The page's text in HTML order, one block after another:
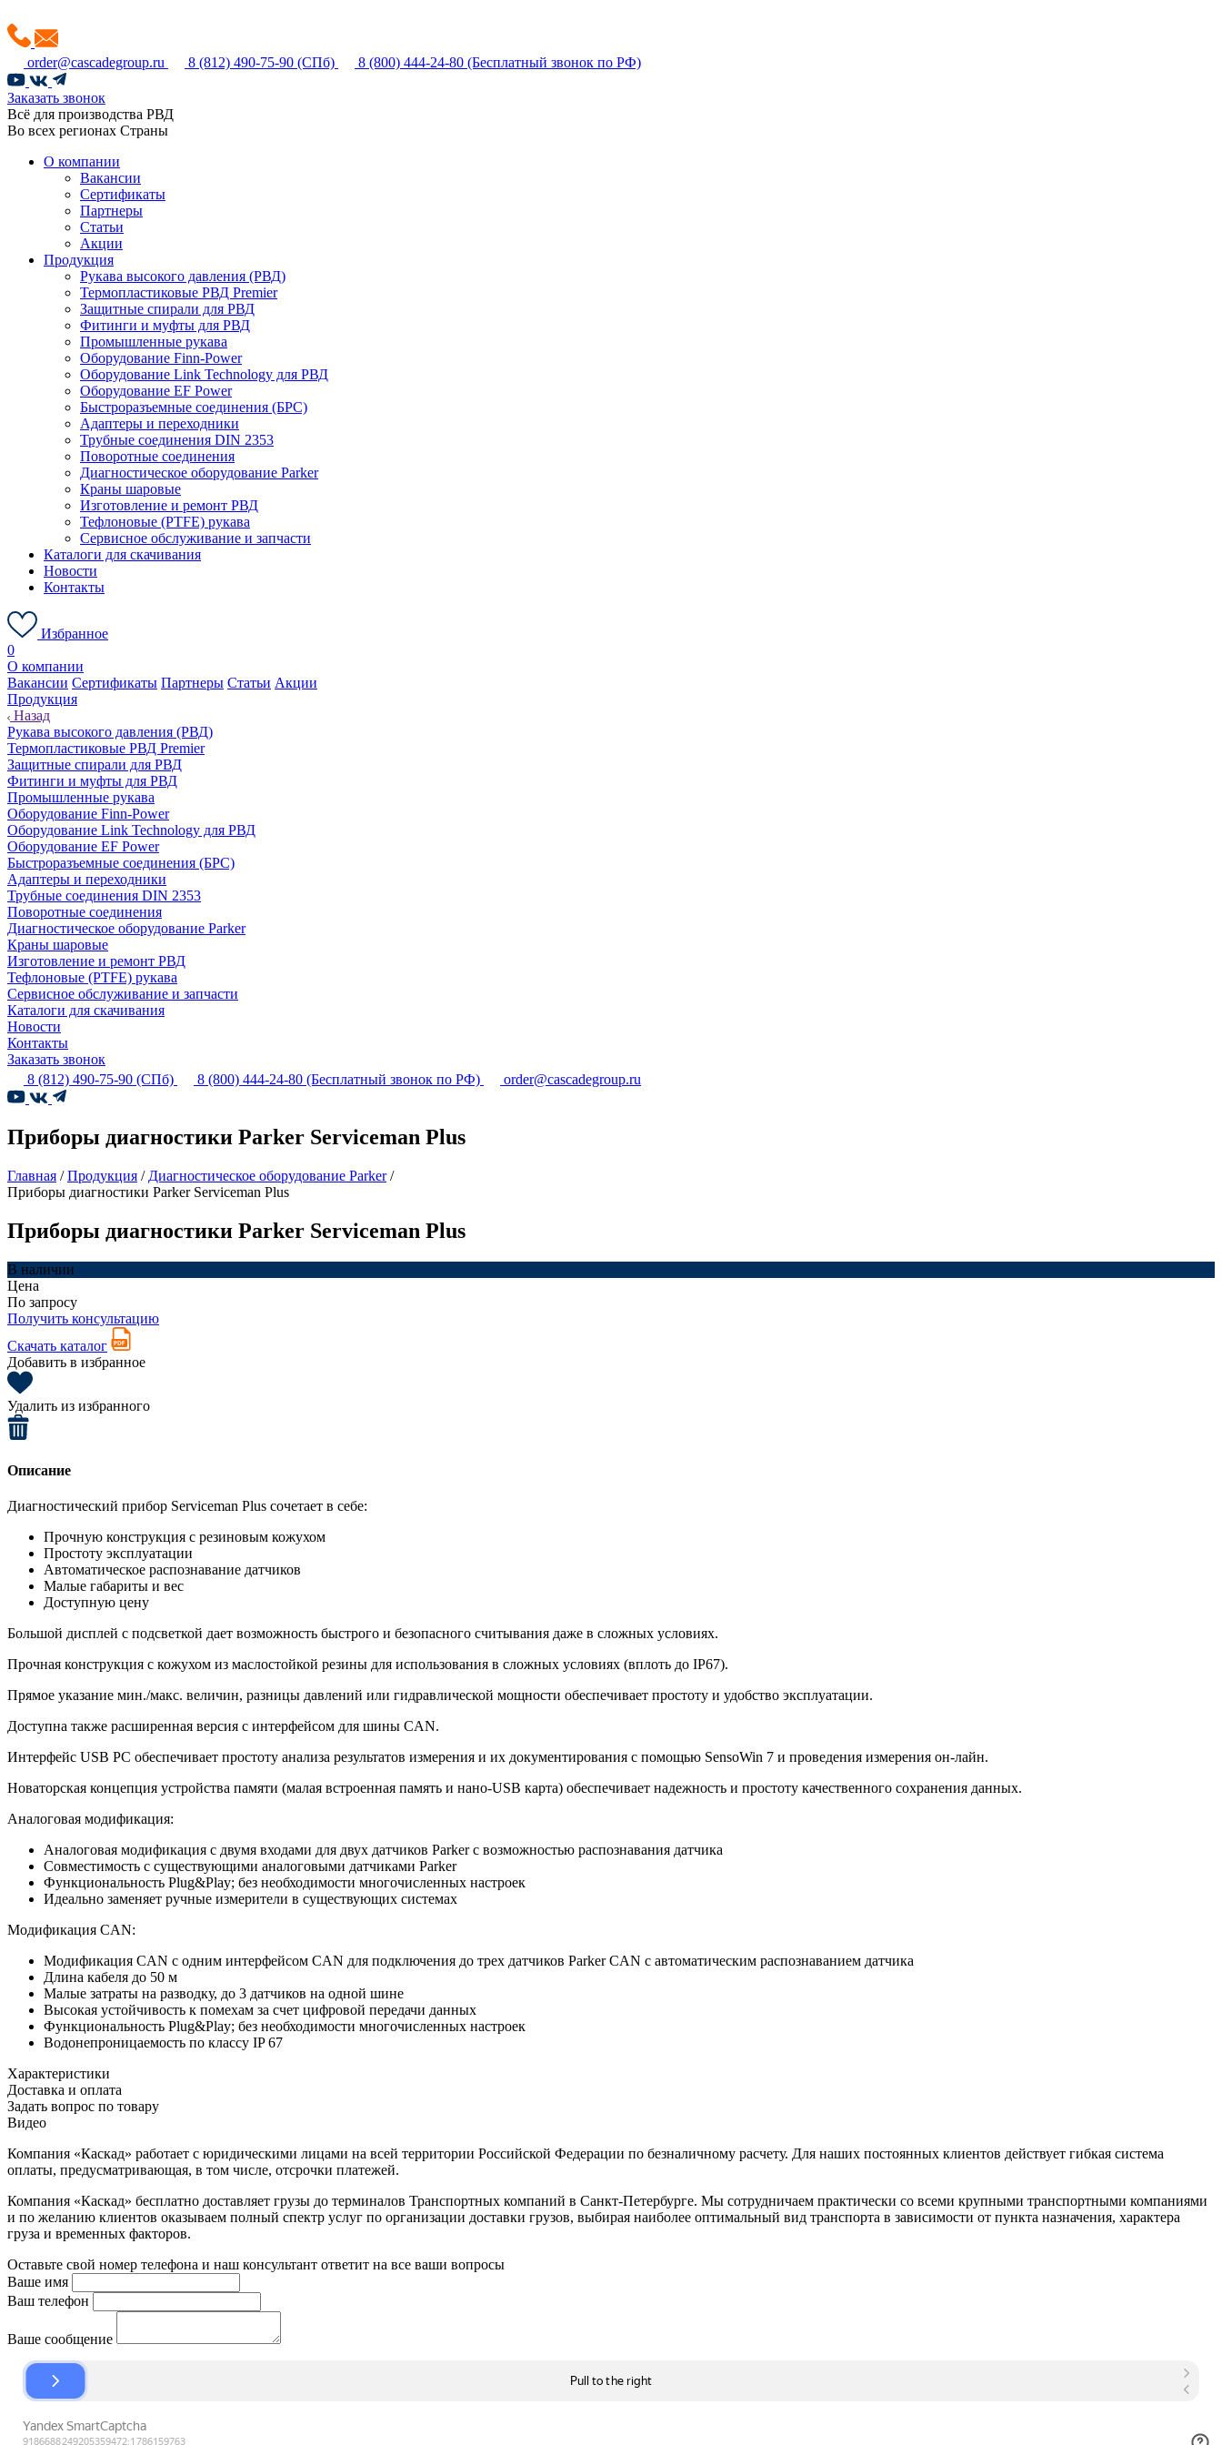
order@cascadegroup.ru 8 (812) 490-75-90 (СПб) 8 (800) 444-24-80 (Бесплатный звонок по РФ)
Заказать звонок
Всё для производства РВД
Во всех регионах Страны
О компании
Вакансии
Сертификаты
Партнеры
Статьи
Акции
Продукция
Рукава высокого давления (РВД)
Термопластиковые РВД Premier
Защитные спирали для РВД
Фитинги и муфты для РВД
Промышленные рукава
Оборудование Finn-Power
Оборудование Link Technology для РВД
Оборудование EF Power
Быстроразъемные соединения (БРС)
Адаптеры и переходники
Трубные соединения DIN 2353
Поворотные соединения
Диагностическое оборудование Parker
Краны шаровые
Изготовление и ремонт РВД
Тефлоновые (PTFE) рукава
Сервисное обслуживание и запчасти
Каталоги для скачивания
Новости
Контакты
Избранное
0
О компании
Вакансии Сертификаты Партнеры Статьи Акции
Продукция
Назад
Рукава высокого давления (РВД)
Термопластиковые РВД Premier
Защитные спирали для РВД
Фитинги и муфты для РВД
Промышленные рукава
Оборудование Finn-Power
Оборудование Link Technology для РВД
Оборудование EF Power
Быстроразъемные соединения (БРС)
Адаптеры и переходники
Трубные соединения DIN 2353
Поворотные соединения
Диагностическое оборудование Parker
Краны шаровые
Изготовление и ремонт РВД
Тефлоновые (PTFE) рукава
Сервисное обслуживание и запчасти
Каталоги для скачивания
Новости
Контакты
Заказать звонок
8 (812) 490-75-90 (СПб) 8 (800) 444-24-80 (Бесплатный звонок по РФ) order@cascadegroup.ru
Приборы диагностики Parker Serviceman Plus
Главная /Продукция / Диагностическое оборудование Parker/
Приборы диагностики Parker Serviceman Plus
Приборы диагностики Parker Serviceman Plus
В наличии
Цена
По запросу
Получить консультацию
Скачать каталог
Добавить в избранное
Удалить из избранного
Описание
Диагностический прибор Serviceman Plus сочетает в себе:
Прочную конструкция с резиновым кожухом
Простоту эксплуатации
Автоматическое распознавание датчиков
Малые габариты и вес
Доступную цену
Большой дисплей с подсветкой дает возможность быстрого и безопасного считывания даже в сложных условиях.
Прочная конструкция с кожухом из маслостойкой резины для использования в сложных условиях (вплоть до IP67).
Прямое указание мин./макс. величин, разницы давлений или гидравлической мощности обеспечивает простоту и удобство эксплуатации.
Доступна также расширенная версия с интерфейсом для шины CAN.
Интерфейс USB PC обеспечивает простоту анализа результатов измерения и их документирования с помощью SensoWin 7 и проведения измерения он-лайн.
Новаторская концепция устройства памяти (малая встроенная память и нано-USB карта) обеспечивает надежность и простоту качественного сохранения данных.
Аналоговая модификация:
Аналоговая модификация с двумя входами для двух датчиков Parker с возможностью распознавания датчика
Совместимость с существующими аналоговыми датчиками Parker
Функциональность Plug&Play; без необходимости многочисленных настроек
Идеально заменяет ручные измерители в существующих системах
Модификация CAN:
Модификация CAN с одним интерфейсом CAN для подключения до трех датчиков Parker CAN с автоматическим распознаванием датчика
Длина кабеля до 50 м
Малые затраты на разводку, до 3 датчиков на одной шине
Высокая устойчивость к помехам за счет цифровой передачи данных
Функциональность Plug&Play; без необходимости многочисленных настроек
Водонепроницаемость по классу IP 67
Характеристики
Доставка и оплата
Задать вопрос по товару
Видео
Компания «Каскад» работает с юридическими лицами на всей территории Российской Федерации по безналичному расчету. Для наших постоянных клиентов действует гибкая система
оплаты, предусматривающая, в том числе, отсрочки платежей.
Компания «Каскад» бесплатно доставляет грузы до терминалов Транспортных компаний в Санкт-Петербурге. Мы сотрудничаем практически со всеми крупными транспортными компаниями
и по желанию клиентов оказываем полный спектр услуг по организации доставки грузов, выбирая наиболее оптимальный вид транспорта в зависимости от пункта назначения, характера
груза и временных факторов.
Оставьте свой номер телефона и наш консультант ответит на все ваши вопросы
Ваше имя
Ваш телефон
Ваше сообщение